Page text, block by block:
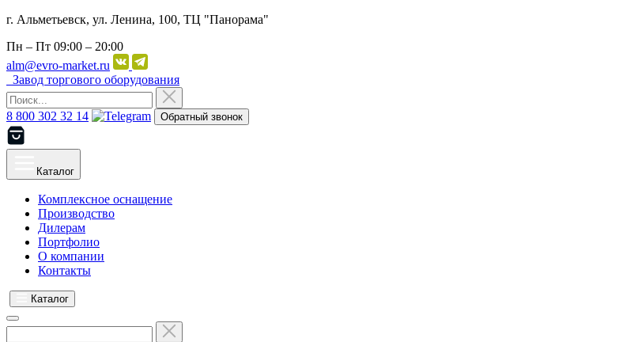
г. Альметьевск, ул. Ленина, 100, ТЦ "Панорама"
Пн – Пт 09:00 – 20:00
alm@evro-market.ru
Завод торгового оборудования
8 800 302 32 14 Обратный звонок
Каталог
Комплексное оснащение
Производство
Дилерам
Портфолио
О компании
Контакты
Каталог